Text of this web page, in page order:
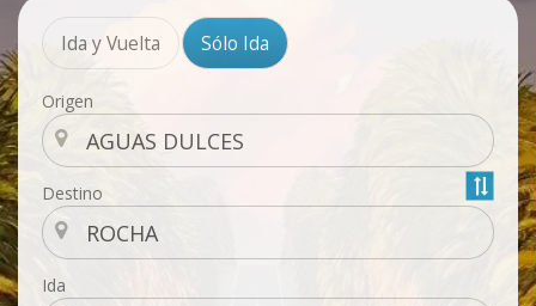
Ida y Vuelta Sólo Ida
Origen
Destino
Ida